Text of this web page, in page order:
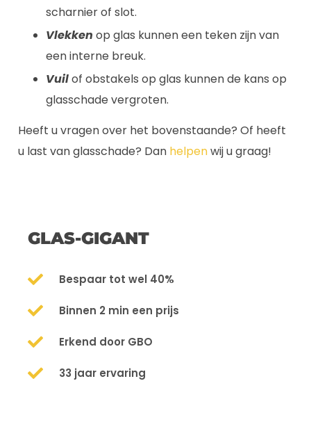
scharnier of slot.
Vlekken op glas kunnen een teken zijn van
een interne breuk.
Vuilof obstakels op glas kunnen de kans op
glasschade vergroten.
Heeft u vragen over het bovenstaande? Of heeft
u last van glasschade? Dan helpenwij u graag!
GLAS-GIGANT
Bespaar tot wel 40%
Binnen 2 min een prijs
Erkend door GBO
33 jaar ervaring